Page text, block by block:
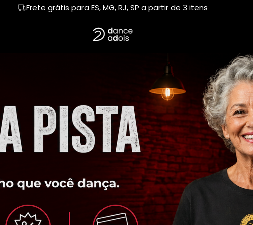
Frete grátis para ES, MG, RJ, SP a partir de 3 itens
Primeira troca sem custo
Suéter Moletom
SAMBA E GAFIEIRA
TANGO
ORIXÁS E SUA DANÇA ESCOLHA SEU RITMO
CURA HUMOR DE QUEM DANÇA CONEXÂO & ABRAÇO